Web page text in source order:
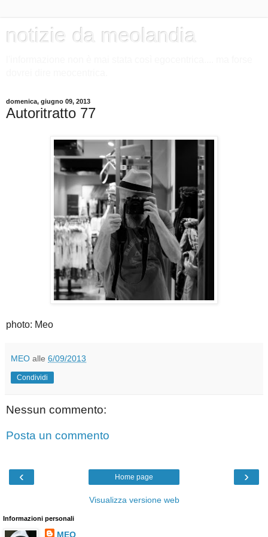
notizie da meolandia
domenica, giugno 09, 2013
Autoritratto 77
photo: Meo
MEO alle 6/09/2013
Condividi
Nessun commento:
Posta un commento
‹ ›
Home page
Visualizza versione web
Informazioni personali
MEO